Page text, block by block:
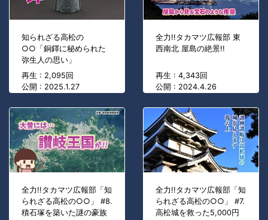
知られざる高松の
○○「銅鐸に秘められた
弥生人の思い」
再生 : 2,095回
公開 : 2025.1.27
全力!!タカマツ広報部 東
西南北 屋島の絶景!!
再生 : 4,343回
公開 : 2024.4.26
全力!!タカマツ広報部「知
られざる高松の○○」 #8.
積石塚を築いた謎の豪族
全力!!タカマツ広報部「知
られざる高松の○○」 #7.
高松城を救った5,000円